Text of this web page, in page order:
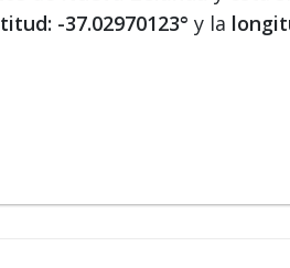
-37.02970123° y la